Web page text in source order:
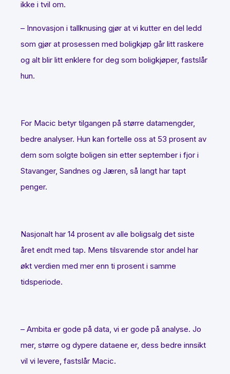
ikke i tvil om.
– Innovasjon i tallknusing gjør at vi kutter en del ledd
som gjør at prosessen med boligkjøp går litt raskere
og alt blir litt enklere for deg som boligkjøper, fastslår
hun.
For Macic betyr tilgangen på større datamengder,
bedre analyser. Hun kan fortelle oss at 53 prosent av
dem som solgte boligen sin etter september i fjor i
Stavanger, Sandnes og Jæren, så langt har tapt
penger.
Nasjonalt har 14 prosent av alle boligsalg det siste
året endt med tap. Mens tilsvarende stor andel har
økt verdien med mer enn ti prosent i samme
tidsperiode.
– Ambita er gode på data, vi er gode på analyse. Jo
mer, større og dypere dataene er, dess bedre innsikt
vil vi levere, fastslår Macic.